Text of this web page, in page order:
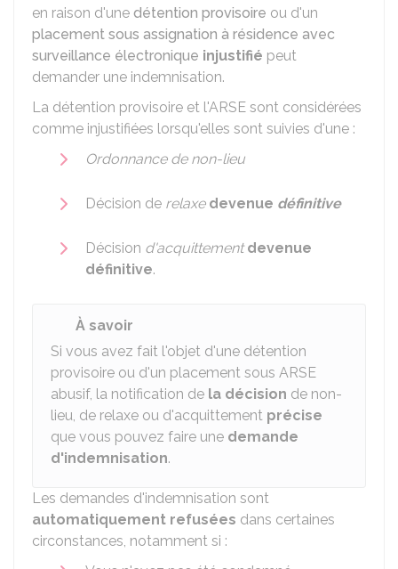
en raison d'une détention provisoire ou d'un
placement sous assignation à résidence avec
surveillance électronique injustifié peut
demander une indemnisation.
La détention provisoire et l'ARSE sont considérées
comme injustifiées lorsqu'elles sont suivies d'une :
Ordonnance de non-lieu
Décision de relaxe devenue définitive
Décision d'acquittement devenue
définitive.
À savoir
Si vous avez fait l'objet d'une détention
provisoire ou d'un placement sous ARSE
abusif, la notification de la décision de non-
lieu, de relaxe ou d'acquittement précise
que vous pouvez faire une demande
d'indemnisation.
Les demandes d'indemnisation sont
automatiquement refusées dans certaines
circonstances, notamment si :